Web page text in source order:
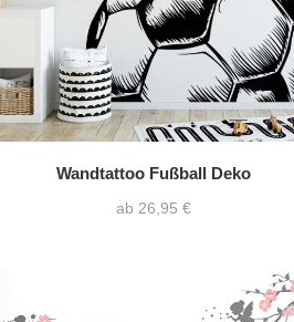
Wandtattoo Fußball Deko
ab 26,95 €